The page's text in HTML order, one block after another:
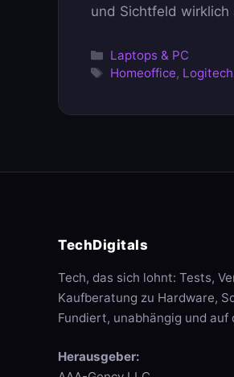
und Sichtfeld wirklich
Kategorien
Laptops & PC
Schlagwörter
Homeoffice, Logitech
TechDigitals
Tech, das sich lohnt: Tests,
Kaufberatung zu Hardware,
Fundiert, unabhängig und auf
Herausgeber: